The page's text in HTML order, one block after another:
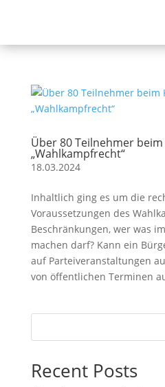
Über 80 Teilnehmer
„Wahlkampfrecht“
18.03.2024
Inhaltlich ging es um die
Voraussetzungen des
Beschränkungen, wer was
machen darf? Kann ein
auf Parteiveranstaltungen
von öffentlichen Terminen
Recent Posts